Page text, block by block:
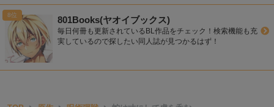
801Books(ヤオイブックス)
毎日何冊も更新されているBL作品をチェック！検索機能も充
実しているので探したい同人誌が見つかるはず！